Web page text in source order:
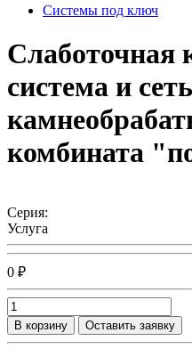
Системы под ключ
Слаботочная
система и сеть
комбината
Серия:
Услуга
0 ₽
В корзину Оставить заявку